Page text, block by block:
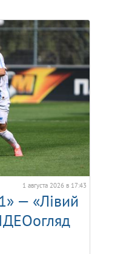
1 августа 2026 в 17:43
— «Лівий